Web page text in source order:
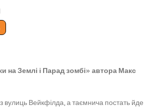
на Землі і Парад зомбі» автора Макс
вулиць Вейкфілда, а таємнича постать йде